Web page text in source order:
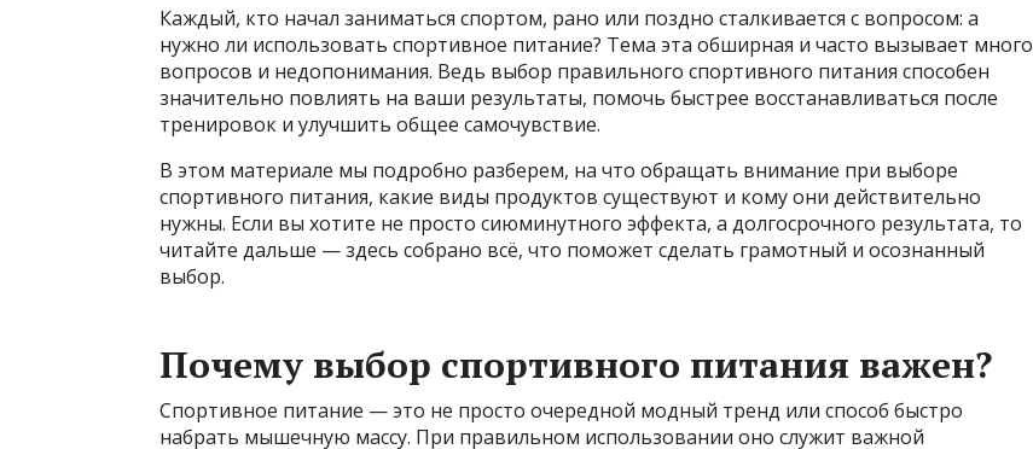
Каждый, кто начал заниматься спортом, рано или поздно сталкивается с вопросом: а
нужно ли использовать спортивное питание? Тема эта обширная и часто вызывает много
вопросов и недопонимания. Ведь выбор правильного спортивного питания способен
значительно повлиять на ваши результаты, помочь быстрее восстанавливаться после
тренировок и улучшить общее самочувствие.
В этом материале мы подробно разберем, на что обращать внимание при выборе
спортивного питания, какие виды продуктов существуют и кому они действительно
нужны. Если вы хотите не просто сиюминутного эффекта, а долгосрочного результата, то
читайте дальше — здесь собрано всё, что поможет сделать грамотный и осознанный
выбор.
Почему выбор спортивного питания важен?
Спортивное питание — это не просто очередной модный тренд или способ быстро
набрать мышечную массу. При правильном использовании оно служит важной